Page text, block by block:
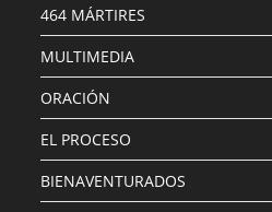
464 MÁRTIRES
MULTIMEDIA
ORACIÓN
EL PROCESO
BIENAVENTURADOS